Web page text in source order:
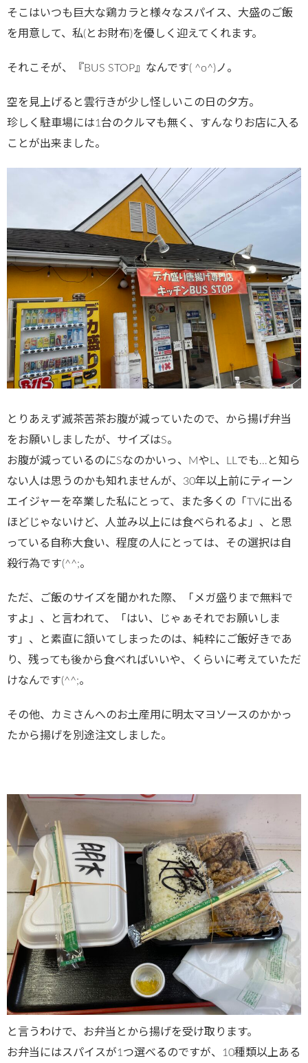
そこはいつも巨大な鶏カラと様々なスパイス、大盛のご飯
を用意して、私(とお財布)を優しく迎えてくれます。
それこそが、『BUS STOP』なんです( ^o^)ノ。
空を見上げると雲行きが少し怪しいこの日の夕方。
珍しく駐車場には1台のクルマも無く、すんなりお店に入る
ことが出来ました。
とりあえず滅茶苦茶お腹が減っていたので、から揚げ弁当
をお願いしましたが、サイズはS。
お腹が減っているのにSなのかいっ、MやL、LLでも…と知ら
ない人は思うのかも知れませんが、30年以上前にティーン
エイジャーを卒業した私にとって、また多くの「TVに出る
ほどじゃないけど、人並み以上には食べられるよ」、と思
っている自称大食い、程度の人にとっては、その選択は自
殺行為です(^^;。
ただ、ご飯のサイズを聞かれた際、「メガ盛りまで無料で
すよ」、と言われて、「はい、じゃぁそれでお願いしま
す」、と素直に頷いてしまったのは、純粋にご飯好きであ
り、残っても後から食べればいいや、くらいに考えていただ
けなんです(^^;。
その他、カミさんへのお土産用に明太マヨソースのかかっ
たから揚げを別途注文しました。
と言うわけで、お弁当とから揚げを受け取ります。
お弁当にはスパイスが1つ選べるのですが、10種類以上ある